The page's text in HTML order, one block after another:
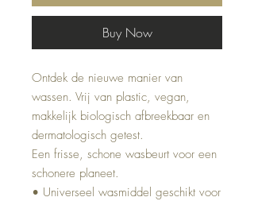
Buy Now
Ontdek de nieuwe manier van
wassen. Vrij van plastic, vegan,
makkelijk biologisch afbreekbaar en
dermatologisch getest.
Een frisse, schone wasbeurt voor een
schonere planeet.
• Universeel wasmiddel geschikt voor